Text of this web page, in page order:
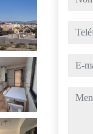
e-mail
mensaje